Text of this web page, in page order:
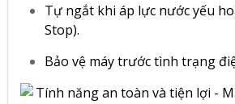
Tự ngắt khi áp lực nước yếu
Stop).
Bảo vệ máy trước tình trạng